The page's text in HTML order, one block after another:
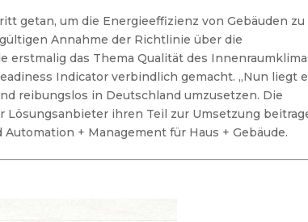
getan, um die Energieeffizienz von Gebäuden zu
Annahme der Richtlinie über die
erstmalig das Thema Qualität des
Indicator verbindlich gemacht. „Nun liegt
reibungslos in Deutschland umzusetzen. Die
ihren Teil zur Umsetzung
+ Management für Haus + Gebäude.